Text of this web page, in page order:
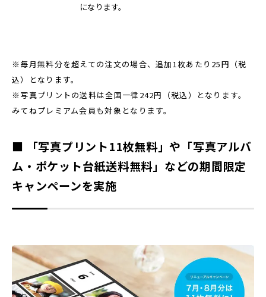
になります。
※毎月無料分を超えての注文の場合、追加1枚あたり25円（税
込）となります。
※写真プリントの送料は全国一律242円（税込）となります。
みてねプレミアム会員も対象となります。
■ 「写真プリント11枚無料」や「写真アルバ
ム・ポケット台紙送料無料」などの期間限定
キャンペーンを実施